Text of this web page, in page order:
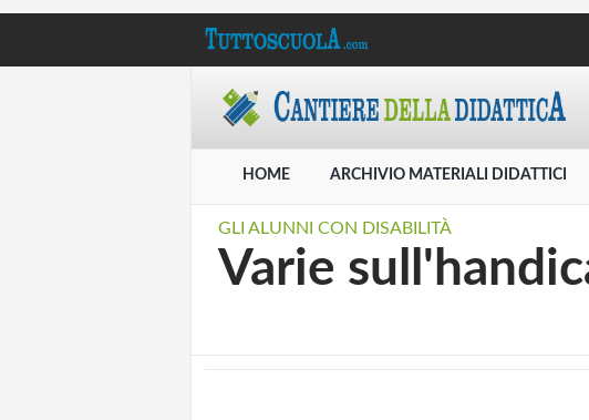
HOME ARCHIVIO MATERIALI DIDATTICI
GLI ALUNNI CON DISABILITÀ
Varie